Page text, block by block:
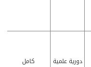
دورية علمية كامل